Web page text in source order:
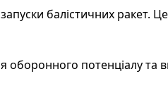
балістичних ракет.
потенціалу та